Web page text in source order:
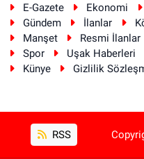
E-Gazete Ekonomi
Gündem
İlanlar
Manşet
Resmi İlanlar
Spor
Uşak Haberleri
Künye
Gizlilik
RSS